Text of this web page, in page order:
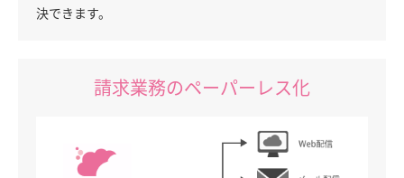
決できます。
請求業務のペーパーレス化